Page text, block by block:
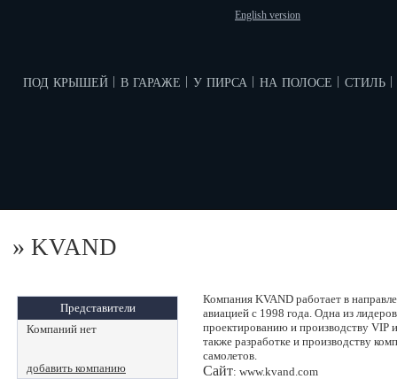
English version
под крышей в гараже у пирса на полосе стиль
» KVAND
Представители
Компаний нет
добавить компанию
Компания KVAND работает в
авиацией с 1998 года. Одна из
проектированию и производству VIP
также разработке и производству
самолетов.
Сайт: www.kvand.com